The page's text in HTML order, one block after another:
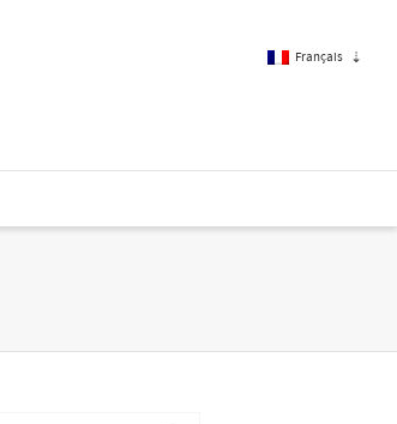
Français